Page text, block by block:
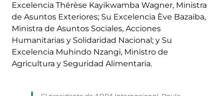
Excelencia Thérèse Kayikwamba Wagner, Ministra
de Asuntos Exteriores; Su Excelencia Ève Bazaiba,
Ministra de Asuntos Sociales, Acciones
Humanitarias y Solidaridad Nacional; y Su
Excelencia Muhindo Nzangi, Ministro de
Agricultura y Seguridad Alimentaria.